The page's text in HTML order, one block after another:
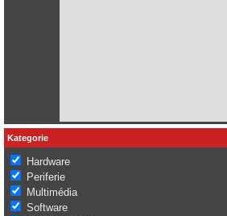
Kategorie
Hardware
Periferie
Multimédia
Software